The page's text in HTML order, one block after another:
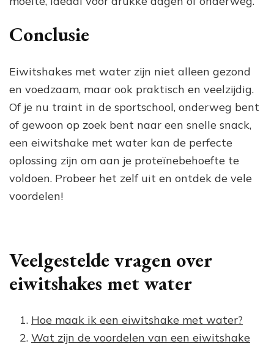
Conclusie
Eiwitshakes met water zijn niet alleen gezond
en voedzaam, maar ook praktisch en veelzijdig.
Of je nu traint in de sportschool, onderweg bent
of gewoon op zoek bent naar een snelle snack,
een eiwitshake met water kan de perfecte
oplossing zijn om aan je proteïnebehoefte te
voldoen. Probeer het zelf uit en ontdek de vele
voordelen!
Veelgestelde vragen over
eiwitshakes met water
Hoe maak ik een eiwitshake met water?
Wat zijn de voordelen van een eiwitshake